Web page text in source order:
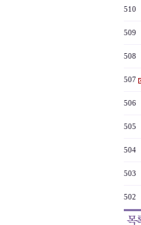
510
509
508
507
506
505
504
503
502